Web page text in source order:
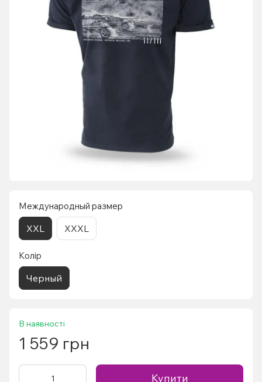
Международный размер
XXL XXXL
Колір
Черный
В наявності
1 559 грн
Купити